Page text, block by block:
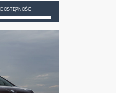
DOSTĘPNOŚĆ